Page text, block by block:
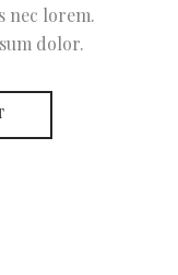
nec lorem.
dolor.